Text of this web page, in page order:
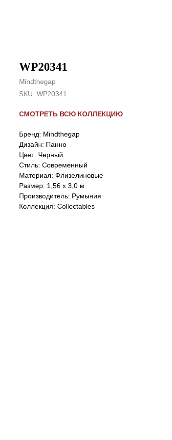
WP20341
Mindthegap
SKU: WP20341
СМОТРЕТЬ ВСЮ КОЛЛЕКЦИЮ
Бренд: Mindthegap
Дизайн: Панно
Цвет: Черный
Стиль: Cовременный
Материал: Флизелиновые
Размер: 1,56 x 3,0 м
Производитель: Румыния
Коллекция: Collectables